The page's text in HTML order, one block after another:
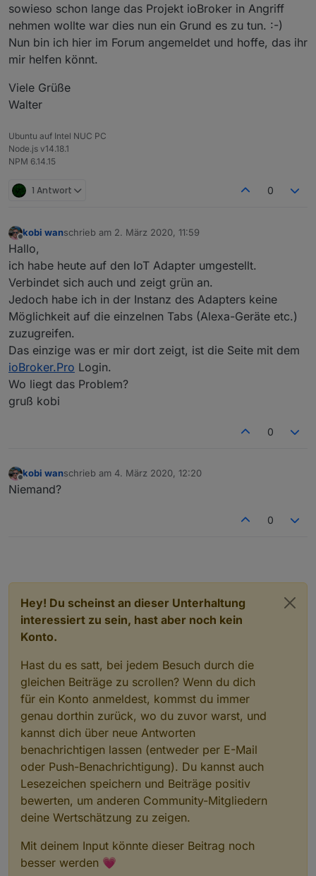
sowieso schon lange das Projekt ioBroker in Angriff
nehmen wollte war dies nun ein Grund es zu tun. :-)
Nun bin ich hier im Forum angemeldet und hoffe, das ihr
mir helfen könnt.
Viele Grüße
Walter
Ubuntu auf Intel NUC PC
Node.js v14.18.1
NPM 6.14.15
1 Antwort 0
Offline
kobi wanschrieb am 2. März 2020, 11:59
zuletzt editiert von
Hallo,
ich habe heute auf den IoT Adapter umgestellt.
Verbindet sich auch und zeigt grün an.
Jedoch habe ich in der Instanz des Adapters keine
Möglichkeit auf die einzelnen Tabs (Alexa-Geräte etc.)
zuzugreifen.
Das einzige was er mir dort zeigt, ist die Seite mit dem
ioBroker.Pro Login.
Wo liegt das Problem?
gruß kobi
0
kobi wanschrieb am 4. März 2020, 12:20
zuletzt editiert von
Niemand?
0
Hey! Du scheinst an dieser Unterhaltung
interessiert zu sein, hast aber noch kein
Konto.
Hast du es satt, bei jedem Besuch durch die
gleichen Beiträge zu scrollen? Wenn du dich
für ein Konto anmeldest, kommst du immer
genau dorthin zurück, wo du zuvor warst, und
kannst dich über neue Antworten
benachrichtigen lassen (entweder per E-Mail
oder Push-Benachrichtigung). Du kannst auch
Lesezeichen speichern und Beiträge positiv
bewerten, um anderen Community-Mitgliedern
deine Wertschätzung zu zeigen.
Mit deinem Input könnte dieser Beitrag noch
besser werden 💗